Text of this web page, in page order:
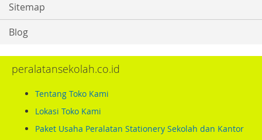
Sitemap
Blog
peralatansekolah.co.id
Tentang Toko Kami
Lokasi Toko Kami
Paket Usaha Peralatan Stationery Sekolah dan Kantor